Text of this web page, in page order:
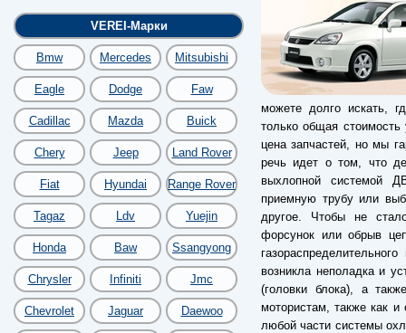
VEREI-Марки
Bmw Mercedes Mitsubishi
Eagle Dodge Faw
Cadillac Mazda Buick
Chery Jeep Land Rover
Fiat Hyundai Range Rover
Tagaz Ldv Yuejin
Honda Baw Ssangyong
Chrysler Infiniti Jmc
Chevrolet Jaguar Daewoo
можете долго искать,
только общая
цена запчастей, но мы
речь идет о том, что
выхлопной системой
приемную трубу или
другое. Чтобы не
форсунок или обрыв
возникла неполадка и
(головки блока), а
мотористам, также как
любой части системы